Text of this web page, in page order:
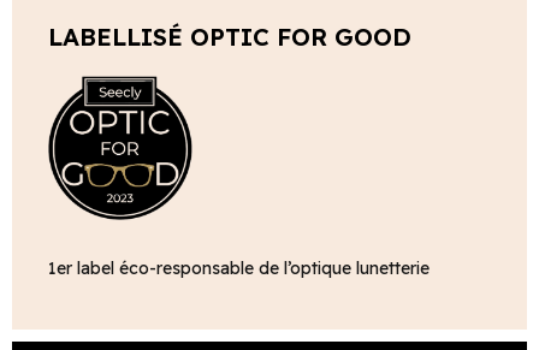
LABELLISÉ OPTIC FOR GOOD
1er label éco-responsable de l’optique lunetterie